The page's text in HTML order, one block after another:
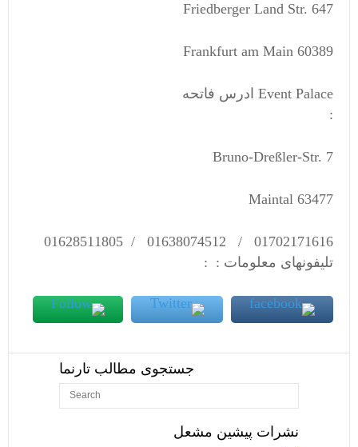
Friedberger Land Str. 647
60389 Frankfurt am Main
Event Palace ادرس فاتحه
:
Bruno-Dreßler-Str. 7
63477 Maintal
01702171616 / 01638074512 / 01628511805
تلیفونهای معلومات : :
جستجوی مطالب تارنما
نشرات پیشین مشعل